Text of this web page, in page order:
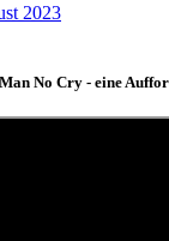
2023
No Cry - eine